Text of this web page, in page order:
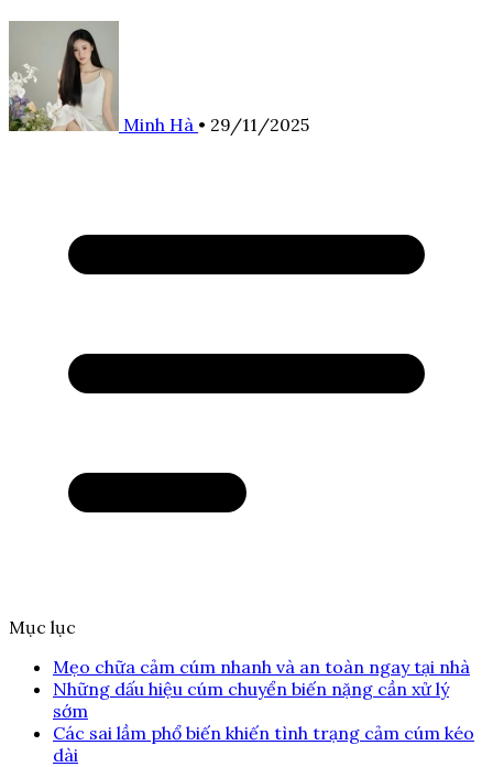
Minh Hà • 29/11/2025
Mục lục
Mẹo chữa cảm cúm nhanh và an toàn ngay tại nhà
Những dấu hiệu cúm chuyển biến nặng cần xử lý
sớm
Các sai lầm phổ biến khiến tình trạng cảm cúm kéo
dài